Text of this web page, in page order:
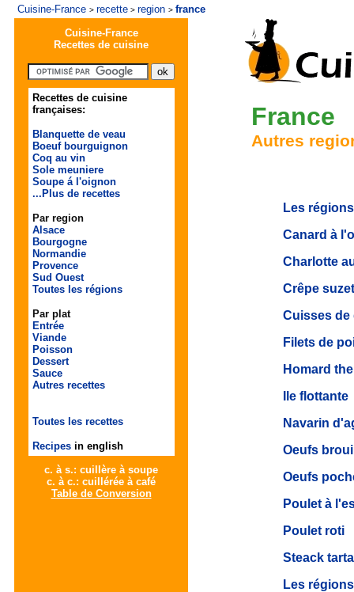
Cuisine-France > recette > region > france
Cuisine-France
Recettes de cuisine
Recettes de cuisine
françaises:
Blanquette de veau
Boeuf bourguignon
Coq au vin
Sole meuniere
Soupe á l'oignon
...Plus de recettes
Par region
Alsace
Bourgogne
Normandie
Provence
Sud Ouest
Toutes les régions
Par plat
Entrée
Viande
Poisson
Dessert
Sauce
Autres recettes
Toutes les recettes
Recipesin english
c. à s.: cuillère à soupe
c. à c.: cuillérée à café
Table de Conversion
France
Autres
Les régions
Canard à
Charlotte
Crêpe
Cuisses de
Filets de
Homard
Ile flottante
Navarin
Oeufs
Oeufs
Poulet à
Poulet roti
Steack
Les régions